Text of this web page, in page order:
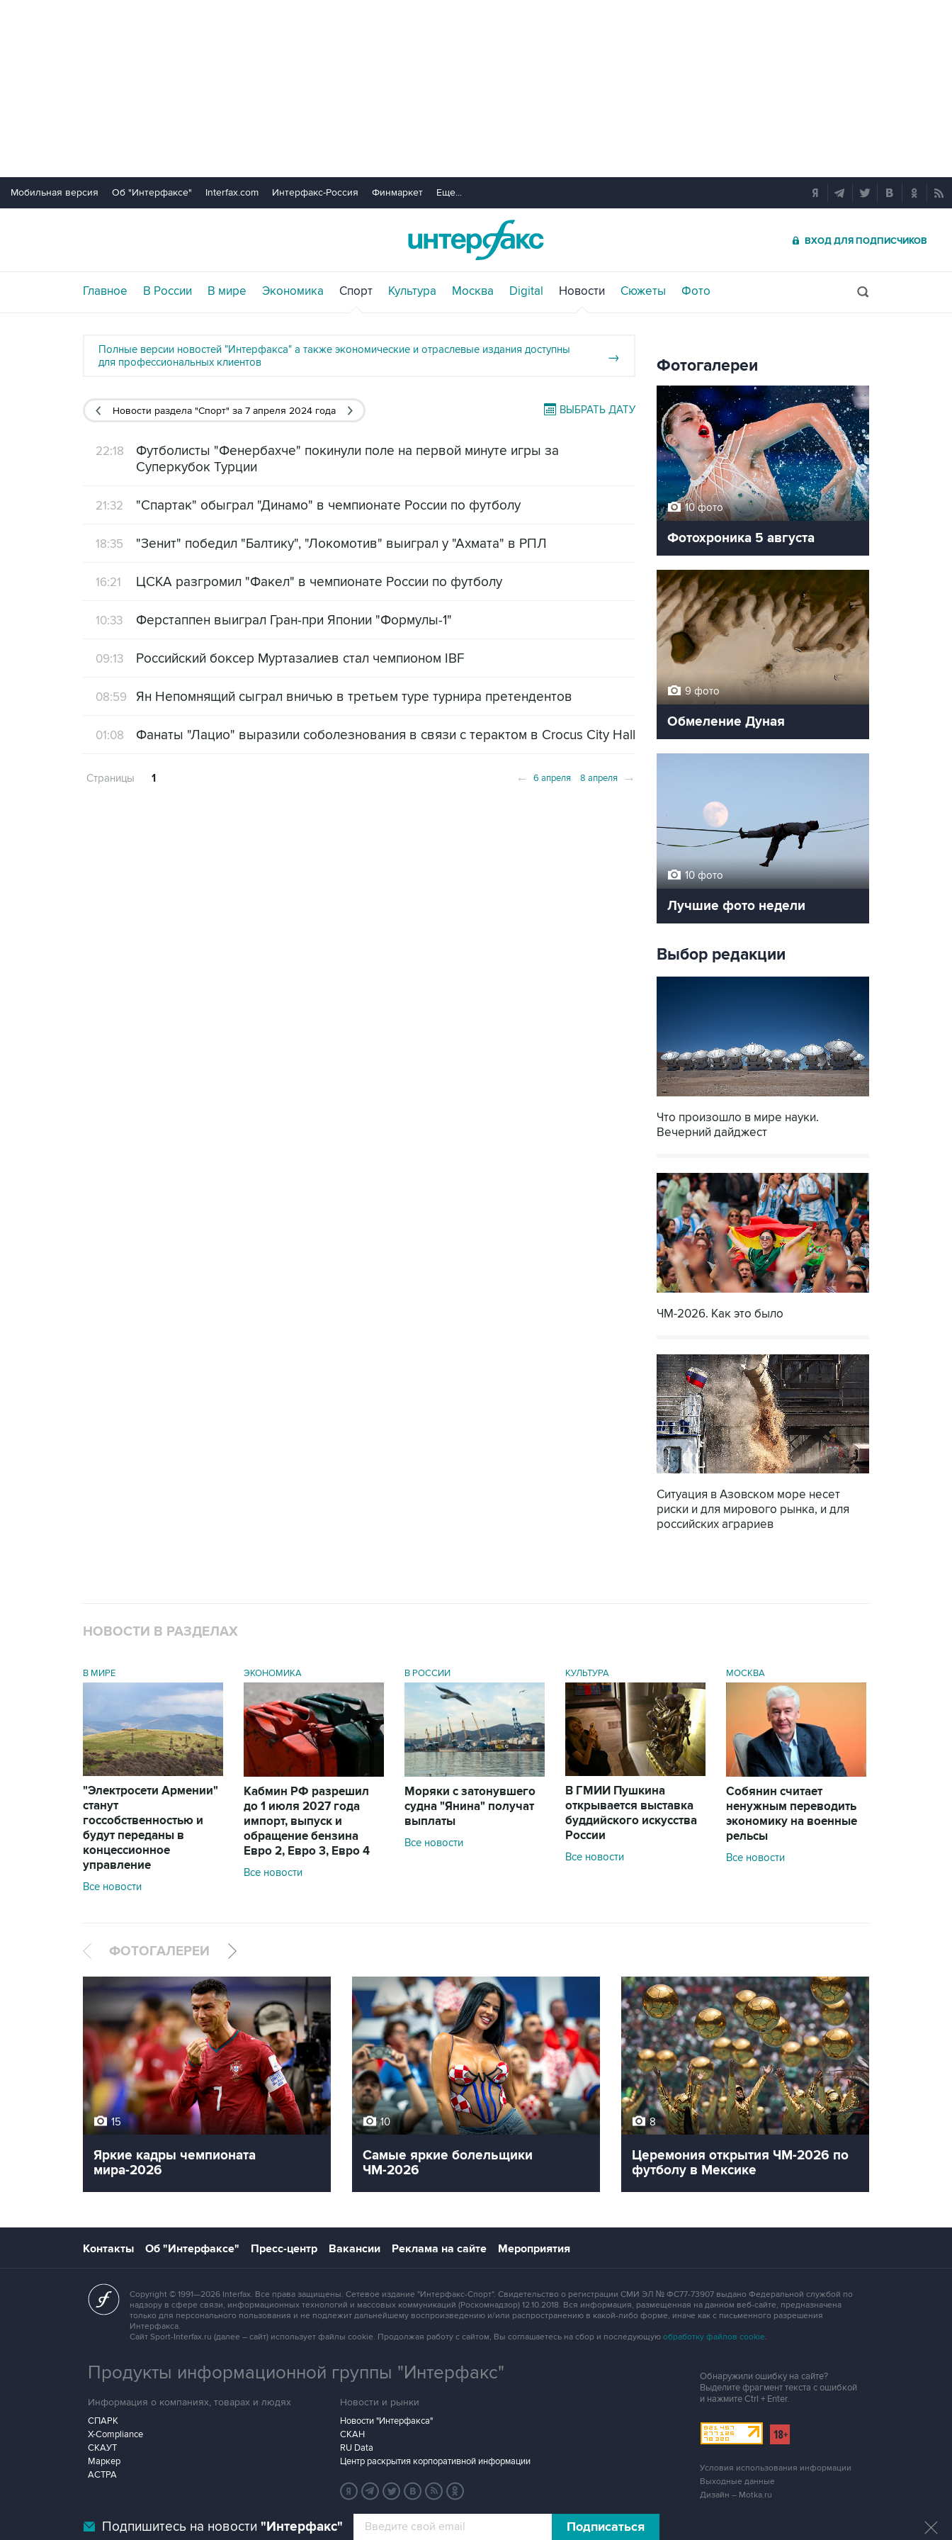
Мобильная версия Об "Интерфаксе" Interfax.com Интерфакс-Россия Финмаркет Еще...
ВХОД ДЛЯ ПОДПИСЧИКОВ
Главное В России В мире Экономика Спорт Культура Москва Digital Новости Сюжеты Фото
Полные версии новостей "Интерфакса" а также экономические и отраслевые издания доступны
для профессиональных клиентов
→
Новости раздела "Спорт" за 7 апреля 2024 года ВЫБРАТЬ ДАТУ
22:18
Футболисты "Фенербахче" покинули поле на первой минуте игры за
Суперкубок Турции
21:32 "Спартак" обыграл "Динамо" в чемпионате России по футболу
18:35 "Зенит" победил "Балтику", "Локомотив" выиграл у "Ахмата" в РПЛ
16:21 ЦСКА разгромил "Факел" в чемпионате России по футболу
10:33 Ферстаппен выиграл Гран-при Японии "Формулы-1"
09:13 Российский боксер Муртазалиев стал чемпионом IBF
08:59 Ян Непомнящий сыграл вничью в третьем туре турнира претендентов
01:08 Фанаты "Лацио" выразили соболезнования в связи с терактом в Crocus City Hall
Страницы 1 ← 6 апреля 8 апреля →
Фотогалереи
10 фото
Фотохроника 5 августа
9 фото
Обмеление Дуная
10 фото
Лучшие фото недели
Выбор редакции
Что произошло в мире науки.
Вечерний дайджест
ЧМ-2026. Как это было
Ситуация в Азовском море несет
риски и для мирового рынка, и для
российских аграриев
НОВОСТИ В РАЗДЕЛАХ
В МИРЕ
"Электросети Армении"
станут
госсобственностью и
будут переданы в
концессионное
управление
Все новости
ЭКОНОМИКА
Кабмин РФ разрешил
до 1 июля 2027 года
импорт, выпуск и
обращение бензина
Евро 2, Евро 3, Евро 4
Все новости
В РОССИИ
Моряки с затонувшего
судна "Янина" получат
выплаты
Все новости
КУЛЬТУРА
В ГМИИ Пушкина
открывается выставка
буддийского искусства
России
Все новости
МОСКВА
Собянин считает
ненужным переводить
экономику на военные
рельсы
Все новости
ФОТОГАЛЕРЕИ
15
Яркие кадры чемпионата
мира-2026
10
Самые яркие болельщики
ЧМ-2026
8
Церемония открытия ЧМ-2026 по
футболу в Мексике
Контакты Об "Интерфаксе" Пресс-центр Вакансии Реклама на сайте Мероприятия
Copyright © 1991—2026 Interfax. Все права защищены. Сетевое издание "Интерфакс-Спорт". Свидетельство о регистрации СМИ ЭЛ № ФС77-73907 выдано Федеральной службой по
надзору в сфере связи, информационных технологий и массовых коммуникаций (Роскомнадзор) 12.10.2018. Вся информация, размещенная на данном веб-сайте, предназначена
только для персонального пользования и не подлежит дальнейшему воспроизведению и/или распространению в какой-либо форме, иначе как с письменного разрешения
Интерфакса.
Сайт Sport-Interfax.ru (далее – сайт) использует файлы cookie. Продолжая работу с сайтом, Вы соглашаетесь на сбор и последующую обработку файлов cookie.
Продукты информационной группы "Интерфакс"
Информация о компаниях, товарах и людях
СПАРК
X-Compliance
СКАУТ
Маркер
АСТРА
Новости и рынки
Новости "Интерфакса"
СКАН
RU Data
Центр раскрытия корпоративной информации
Обнаружили ошибку на сайте?
Выделите фрагмент текста с ошибкой
и нажмитеCtrl + Enter.
Условия использования информации
Выходные данные
Дизайн – Motka.ru
Подпишитесь на новости "Интерфакс" Подписаться